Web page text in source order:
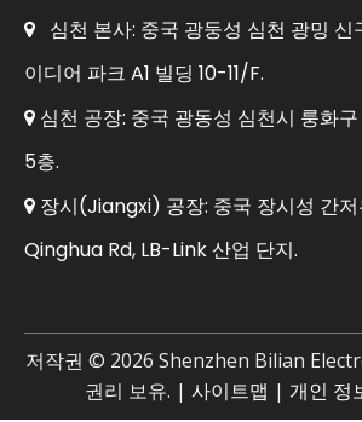
 심천 본사: 중국 광둥성 심천 광밍
이디어 파크 A1 빌딩 10-11/F.
 심천 공장: 중국 광동성 심천시 룽화
5층.
 장시(Jiangxi) 공장: 중국 장시성 간
Qinghua Rd, LB-Link 산업 단지.
저작권 © 2026 Shenzhen Bilian
권리 보유. | 사이트맵 | 개인 정